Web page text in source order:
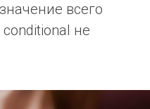
всего
не